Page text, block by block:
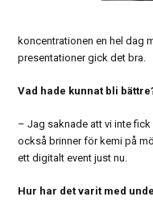
koncentrationen en hel dag
presentationer gick det bra.
Vad hade kunnat bli
– Jag saknade att vi inte
också brinner för kemi på
ett digitalt event just nu.
Hur har det varit med